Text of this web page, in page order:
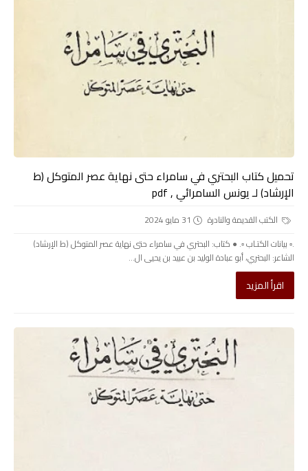
تحميل كتاب البحتري في سامراء حتى نهاية عصر المتوكل (ط
الإرشاد) لـ يونس السامرائي , pdf
الكتب القديمة والنادرة
31 مايو 2024
.▫️ بيانات الكتـاب ▫️. ● كتاب: البحتري في سامراء حتى نهاية عصر المتوكل (ط الإرشاد)
الشاعر: البحتري، أبو عبادة الوليد بن عبيد بن يحيى ال...
اقرأ المزيد